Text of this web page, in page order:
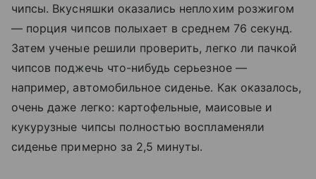
чипсы. Вкусняшки оказались неплохим розжигом
— порция чипсов полыхает в среднем 76 секунд.
Затем ученые решили проверить, легко ли пачкой
чипсов поджечь что-нибудь серьезное —
например, автомобильное сиденье. Как оказалось,
очень даже легко: картофельные, маисовые и
кукурузные чипсы полностью воспламеняли
сиденье примерно за 2,5 минуты.